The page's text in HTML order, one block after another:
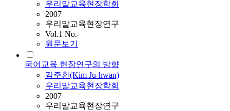
우리말교육현장학회
2007
우리말교육현장연구
Vol.1 No.-
원문보기
국어교육 현장연구의 방향
김주환(Kim Ju-hwan)
우리말교육현장학회
2007
우리말교육현장연구